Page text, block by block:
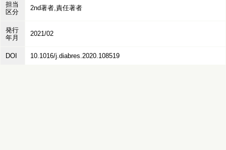
担当
区分
2nd著者,責任著者
発行
年月
2021/02
DOI 10.1016/j.diabres.2020.108519